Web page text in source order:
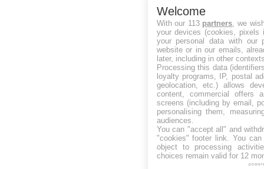
Welcome
With our 113 partners , we
your devices (cookies, pixels
your personal data with our
website or in our emails,
later, including in other
Processing this data
loyalty programs, IP, postal
geolocation, etc.) allows
content, commercial offers
screens (including by email,
personalising them,
audiences.
You can "accept all" and
"cookies" footer link . You
object to processing
choices remain valid for 12